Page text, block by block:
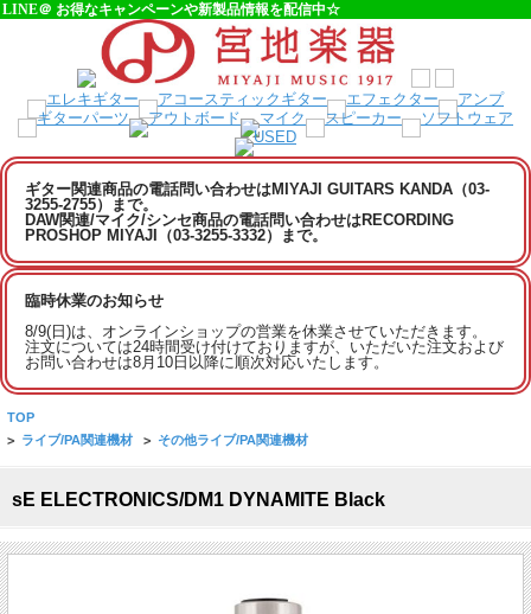
LINE＠ お得なキャンペーンや新製品情報を配信中☆
ギター関連商品の電話問い合わせはMIYAJI GUITARS KANDA（03-
3255-2755）まで。
DAW関連/マイク/シンセ商品の電話問い合わせはRECORDING
PROSHOP MIYAJI（03-3255-3332）まで。
臨時休業のお知らせ
8/9(日)は、オンラインショップの営業を休業させていただきます。
注文については24時間受け付けておりますが、いただいた注文および
お問い合わせは8月10日以降に順次対応いたします。
TOP
> ライブ/PA関連機材 > その他ライブ/PA関連機材
sE ELECTRONICS/DM1 DYNAMITE Black